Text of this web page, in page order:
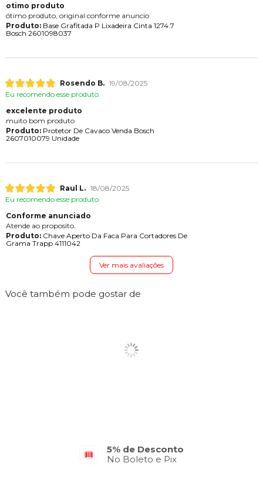
otimo produto
ótimo produto, original conforme anuncio
Produto:Base Grafitada P Lixadeira Cinta 1274.7
Bosch 2601098037
Rosendo B. 19/08/2025
Eu recomendo esse produto.
excelente produto
muito bom produto
Produto:Protetor De Cavaco Venda Bosch
2607010079 Unidade
Raul L. 18/08/2025
Eu recomendo esse produto.
Conforme anunciado
Atende ao proposito.
Produto:Chave Aperto Da Faca Para Cortadores De
Grama Trapp 4111042
Ver mais avaliações
Você também pode gostar de
5% de Desconto
No Boleto e Pix